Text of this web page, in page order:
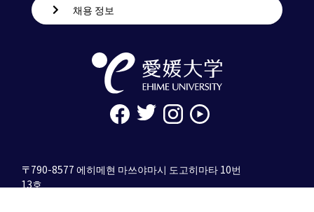
채용 정보
〒790-8577 에히메현 마쓰야마시 도고히마타 10번
13호